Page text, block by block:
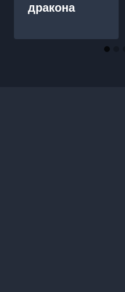
дракона